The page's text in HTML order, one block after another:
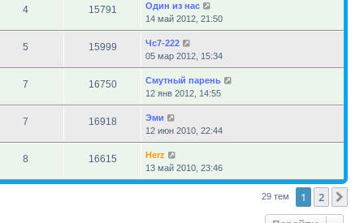
4 15791
Один из нас
14 май 2012, 21:50
5 15999
Чс7-222
05 мар 2012, 15:34
7 16750
Смутный парень
12 янв 2012, 14:55
7 16918
Эми
12 июн 2010, 22:44
8 16615
Herz
13 май 2010, 23:46
29 тем 1 2